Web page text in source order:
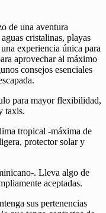
de una aventura
cristalinas, playas
experiencia única para
aprovechar al máximo
consejos esenciales
para mayor flexibilidad,
taxis.
tropical -máxima de
protector solar y
. Lleva algo de
aceptadas.
sus pertenencias